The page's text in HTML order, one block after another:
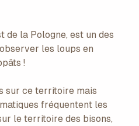
de la Pologne, est un des
les loups en
!
sur ce territoire mais
fréquentent les
le territoire des bisons,